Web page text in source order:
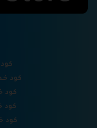
كود
كود
كود
كود